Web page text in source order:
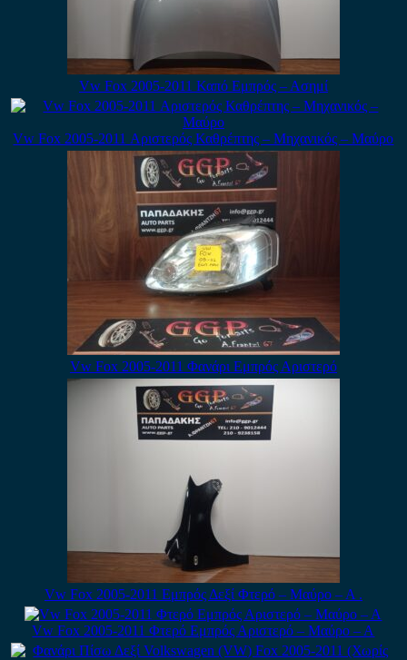
Vw Fox 2005-2011 Καπό Εμπρός – Ασημί
Vw Fox 2005-2011 Αριστερός Καθρέπτης – Μηχανικός – Μαύρο
Vw Fox 2005-2011 Φανάρι Εμπρός Αριστερό
Vw Fox 2005-2011 Εμπρός Δεξί Φτερό – Μαύρο – Α .
Vw Fox 2005-2011 Φτερό Εμπρός Αριστερό – Μαύρο – Α